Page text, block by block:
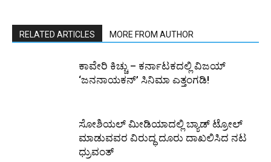
RELATED ARTICLES MORE FROM AUTHOR
ಕಾವೇರಿ ಕಿಚ್ಚು – ಕರ್ನಾಟಕದಲ್ಲಿ ವಿಜಯ್
‘ಜನನಾಯಕನ್’ ಸಿನಿಮಾ ಎತ್ತಂಗಡಿ!
ಸೋಶಿಯಲ್ ಮೀಡಿಯಾದಲ್ಲಿ ಬ್ಯಾಡ್ ಟ್ರೋಲ್
ಮಾಡುವವರ ವಿರುದ್ಧ ದೂರು ದಾಖಲಿಸಿದ ನಟ
ಧ್ರುವಂತ್